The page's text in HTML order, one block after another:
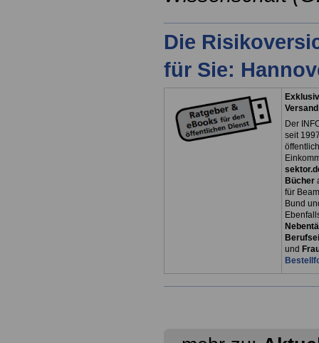
Die
für Sie:
Der
seit
Bücher
für
Bund
und